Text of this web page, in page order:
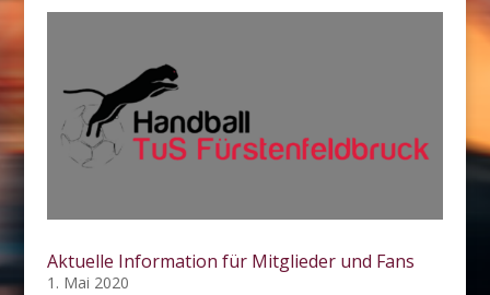
Aktuelle Information für Mitglieder und Fans
1. Mai 2020